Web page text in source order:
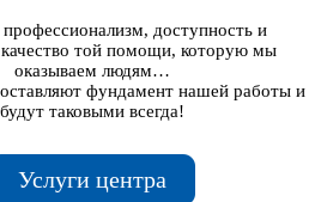
доступность и
той помощи, которую мы
оказываем людям…
фундамент нашей работы и
будут таковыми всегда!
Услуги центра